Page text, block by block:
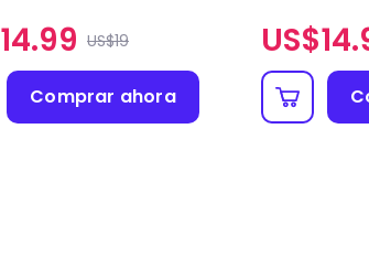
14.99 US$19
Comprar ahora
US$